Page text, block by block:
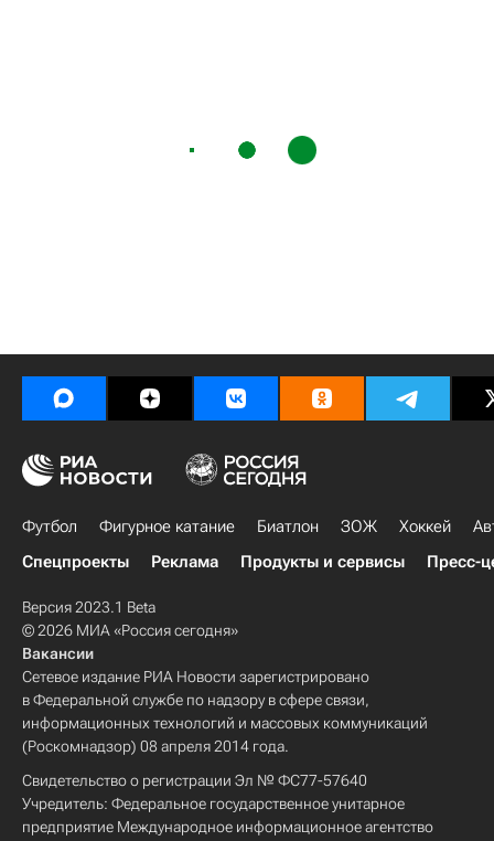
Футбол Фигурное катание Биатлон ЗОЖ Хоккей
Спецпроекты
Реклама Продукты и сервисы Пресс-
Версия 2023.1 Beta
© 2026 МИА «Россия сегодня»
Вакансии
Сетевое издание РИА Новости зарегистрировано
в Федеральной службе по надзору в сфере связи,
информационных технологий и массовых коммуникаций
(Роскомнадзор) 08 апреля 2014 года.
Свидетельство о регистрации Эл № ФС77-57640
Учредитель: Федеральное государственное унитарное
предприятие Международное информационное агентство